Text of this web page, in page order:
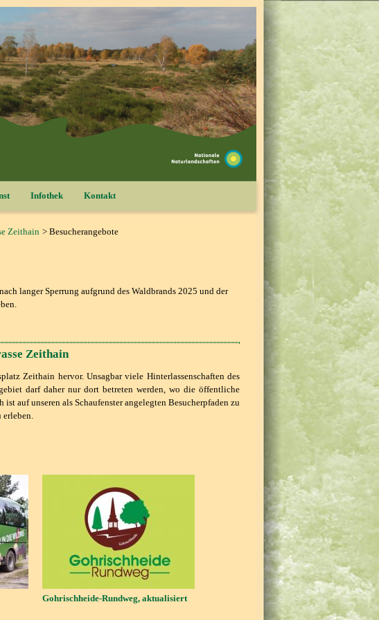
Infothek Kontakt
Zeithain Besucherangebote
langer Sperrung aufgrund des Waldbrands 2025 und der
Zeithain
Zeithain hervor. Unsagbar viele Hinterlassenschaften des
darf daher nur dort betreten werden, wo die öffentliche
auf unseren als Schaufenster angelegten Besucherpfaden zu
erleben.
Gohrischheide-Rundweg, aktualisiert